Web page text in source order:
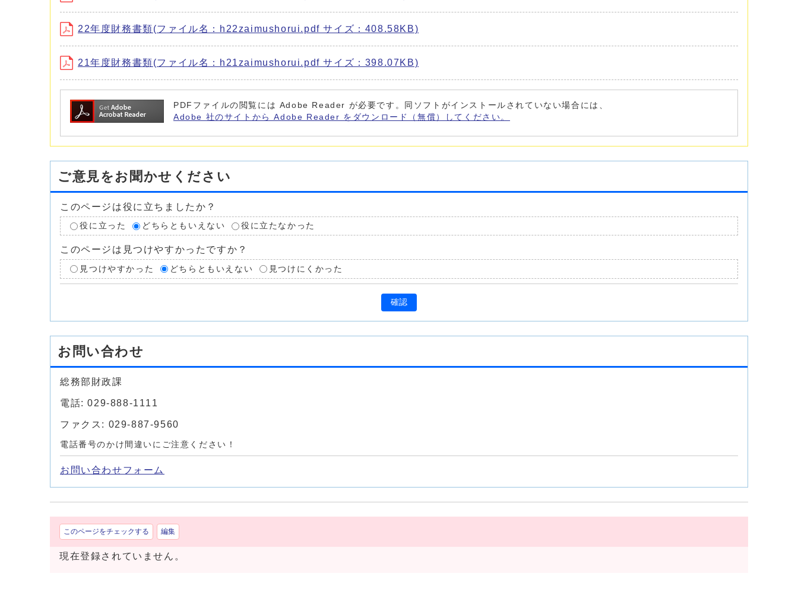
22年度財務書類(ファイル名：h22zaimushorui.pdf サイズ：408.58KB)
21年度財務書類(ファイル名：h21zaimushorui.pdf サイズ：398.07KB)
PDFファイルの閲覧には Adobe Reader が必要です。同ソフトがインストールされていない場合には、
Adobe 社のサイトから Adobe Reader をダウンロード（無償）してください。
ご意見をお聞かせください
このページは役に立ちましたか？
役に立った どちらともいえない 役に立たなかった
このページは見つけやすかったですか？
見つけやすかった どちらともいえない 見つけにくかった
確認
お問い合わせ
総務部財政課
電話: 029-888-1111
ファクス: 029-887-9560
電話番号のかけ間違いにご注意ください！
お問い合わせフォーム
このページをチェックする 編集
現在登録されていません。